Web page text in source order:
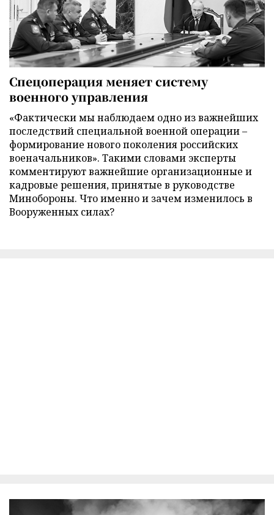
Спецоперация меняет систему
военного управления
«Фактически мы наблюдаем одно из важнейших
последствий специальной военной операции –
формирование нового поколения российских
военачальников». Такими словами эксперты
комментируют важнейшие организационные и
кадровые решения, принятые в руководстве
Минобороны. Что именно и зачем изменилось в
Вооруженных силах?